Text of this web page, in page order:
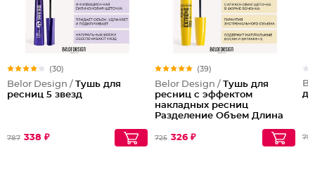
(30)
Belor Design / Тушь для
ресниц 5 звезд
787 338 ₽
(39)
Belor Design / Тушь для
ресниц с эффектом
накладных ресниц
Разделение Объем Длина
725 326 ₽ 799